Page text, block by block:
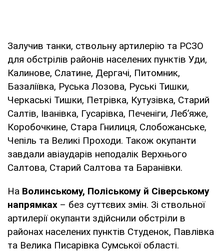
Залучив танки, ствольну артилерію та РСЗО
для обстрілів районів населених пунктів Уди,
Калинове, Слатине, Дергачі, Питомник,
Базаліївка, Руська Лозова, Руські Тишки,
Черкаські Тишки, Петрівка, Кутузівка, Старий
Салтів, Іванівка, Гусарівка, Печеніги, Леб’яже,
Коробочкине, Стара Гнилиця, Слобожанське,
Чепіль та Великі Проходи. Також окупанти
завдали авіаударів неподалік Верхнього
Салтова, Старий Салтова та Баранівки.
На Волинському, Поліському й Сіверському
напрямках – без суттєвих змін. Зі ствольної
артилерії окупанти здійснили обстріли в
районах населених пунктів Студенок, Павлівка
та Велика Писарівка Сумської області.